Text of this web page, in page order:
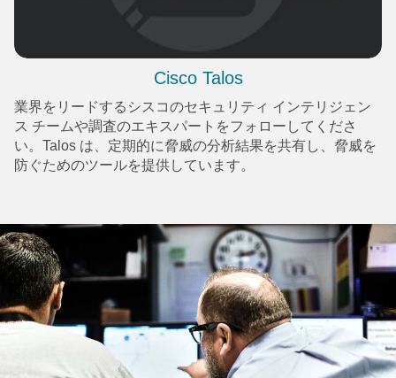
Cisco Talos
業界をリードするシスコのセキュリティ インテリジェン
ス チームや調査のエキスパートをフォローしてくださ
い。Talos は、定期的に脅威の分析結果を共有し、脅威を
防ぐためのツールを提供しています。